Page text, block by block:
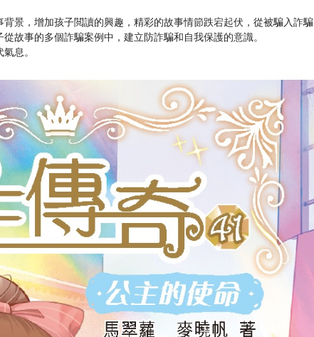
景，增加孩子閲讀的興趣，精彩的故事情節跌宕起伏，從被騙入詐騙
故事的多個詐騙案例中，建立防詐騙和自我保護的意識。
息。